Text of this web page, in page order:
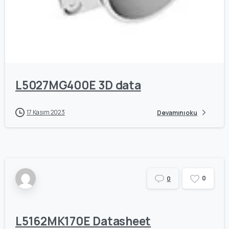
L5027MG400E 3D data
17 Kasım 2023 Devamını oku
0 0
L5162MK170E Datasheet